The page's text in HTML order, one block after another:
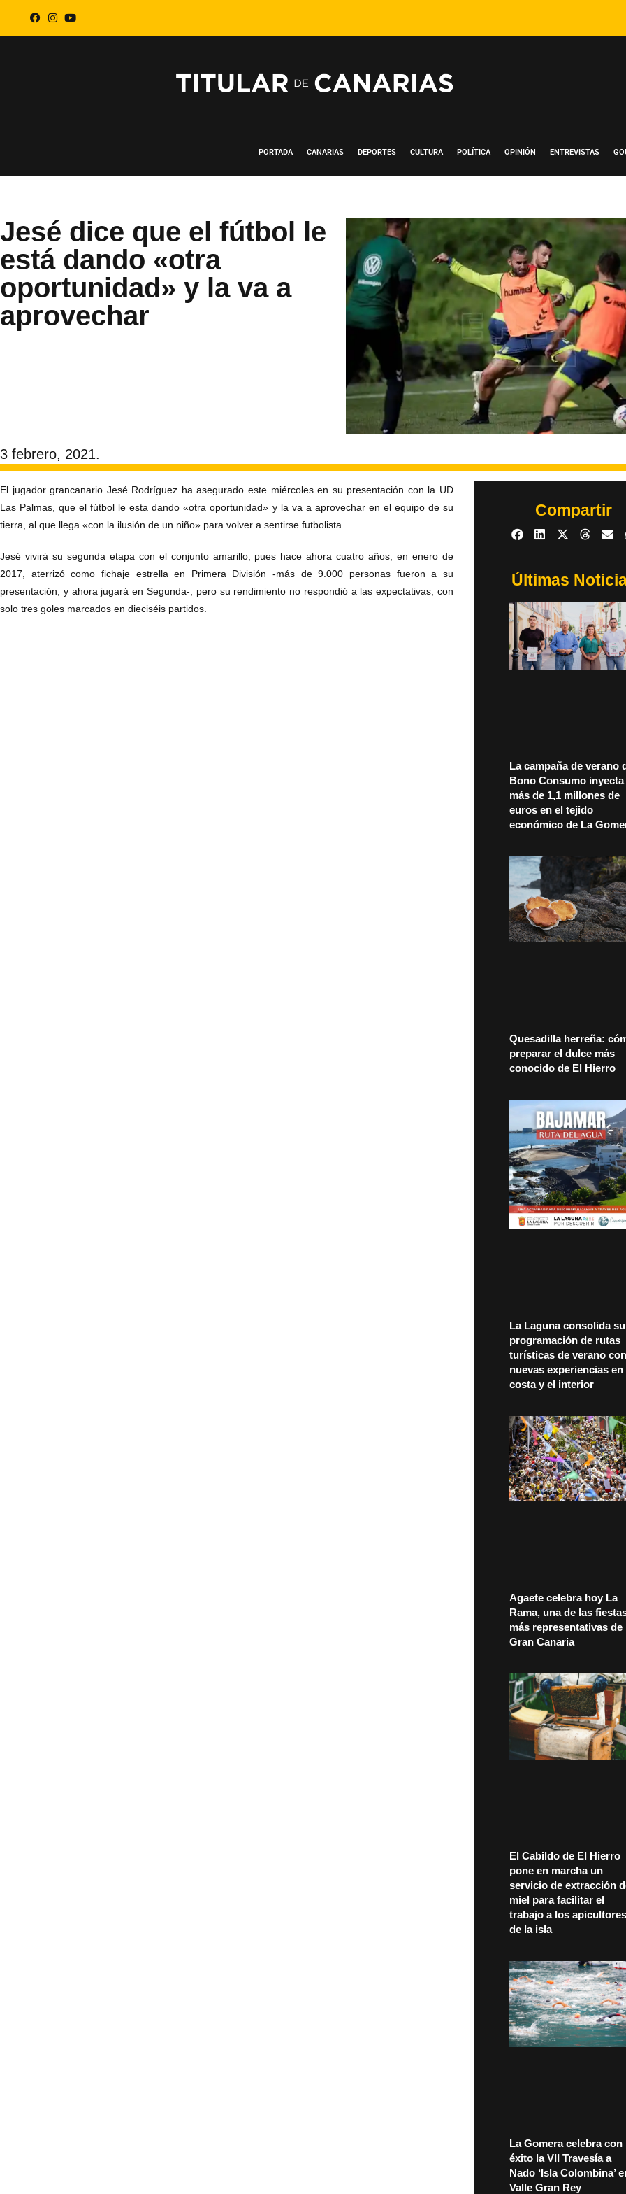
PORTADA CANARIAS DEPORTES CULTURA POLÍTICA OPINIÓN ENTREVISTAS
Jesé dice que el fútbol le
está dando «otra
oportunidad» y la va a
aprovechar
3 febrero, 2021.
El jugador grancanario Jesé Rodríguez ha asegurado este miércoles en su presentación con la UD
Las Palmas, que el fútbol le esta dando «otra oportunidad» y la va a aprovechar en el equipo de su
tierra, al que llega «con la ilusión de un niño» para volver a sentirse futbolista.
Jesé vivirá su segunda etapa con el conjunto amarillo, pues hace ahora cuatro años, en enero de
2017, aterrizó como fichaje estrella en Primera División -más de 9.000 personas fueron a su
presentación, y ahora jugará en Segunda-, pero su rendimiento no respondió a las expectativas, con
solo tres goles marcados en dieciséis partidos.
Compartir
Últimas
La campaña de verano
Bono Consumo inyecta
más de 1,1 millones de
euros en el tejido
económico de La
Quesadilla herreña:
preparar el dulce más
conocido de El Hierro
La Laguna consolida su
programación de rutas
turísticas de verano con
nuevas experiencias en
costa y el interior
Agaete celebra hoy La
Rama, una de las
más representativas de
Gran Canaria
El Cabildo de El Hierro
pone en marcha un
servicio de extracción
miel para facilitar el
trabajo a los apicultores
de la isla
La Gomera celebra con
éxito la VII Travesía a
Nado ‘Isla Colombina’
Valle Gran Rey